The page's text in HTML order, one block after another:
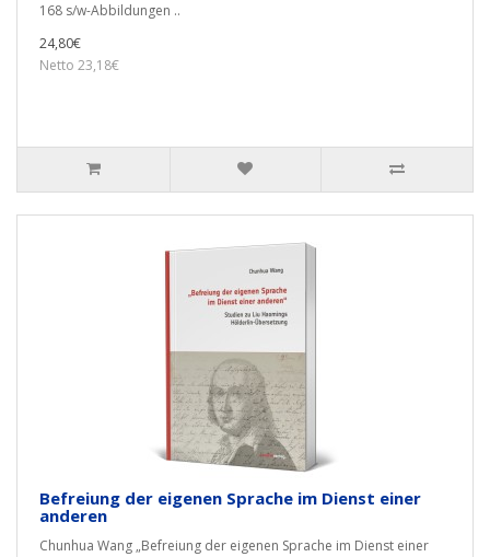
168 s/w-Abbildungen ..
24,80€
Netto 23,18€
Befreiung der eigenen Sprache im Dienst einer
anderen
Chunhua Wang „Befreiung der eigenen Sprache im Dienst einer